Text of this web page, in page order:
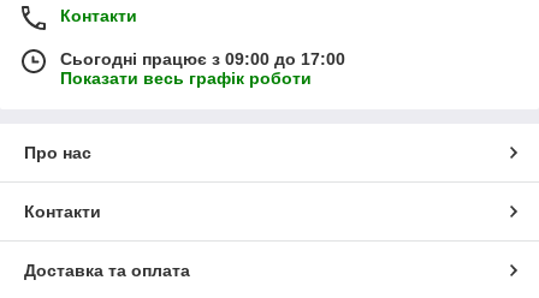
Контакти
Сьогодні працює з 09:00 до 17:00
Показати весь графік роботи
Про нас
Контакти
Доставка та оплата